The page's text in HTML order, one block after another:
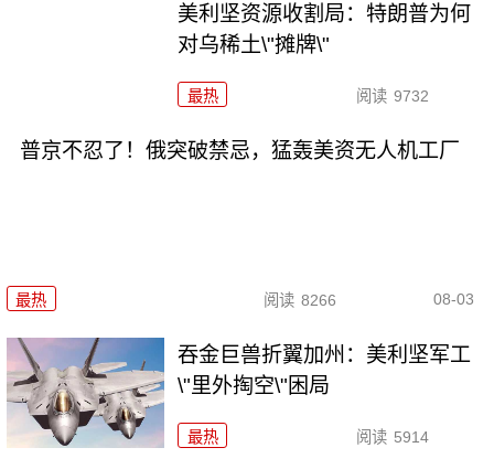
美利坚资源收割局：特朗普为何
对乌稀土\"摊牌\"
最热 阅读 9732
普京不忍了！俄突破禁忌，猛轰美资无人机工厂
最热 阅读 8266 08-03
吞金巨兽折翼加州：美利坚军工
\"里外掏空\"困局
最热 阅读 5914